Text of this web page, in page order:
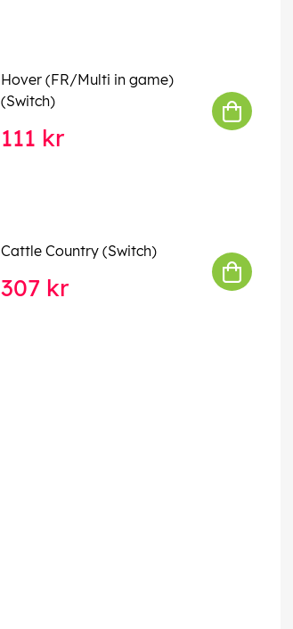
Hover (FR/Multi in game)
(Switch)
111 kr
Cattle Country (Switch)
307 kr